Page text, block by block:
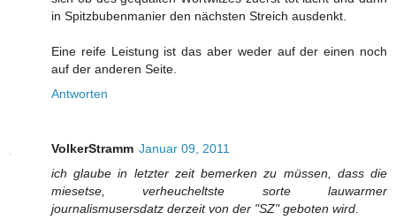
in Spitzbubenmanier den nächsten Streich ausdenkt.
Eine reife Leistung ist das aber weder auf der einen noch
auf der anderen Seite.
Antworten
VolkerStramm Januar 09, 2011
ich glaube in letzter zeit bemerken zu müssen, dass die
miesetse, verheucheltste sorte lauwarmer
journalismusersdatz derzeit von der "SZ" geboten wird